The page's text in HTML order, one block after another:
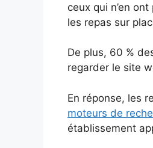
ceux qui n’en
les repas sur
De plus, 60 %
regarder le site
En réponse, les
moteurs de
établissement